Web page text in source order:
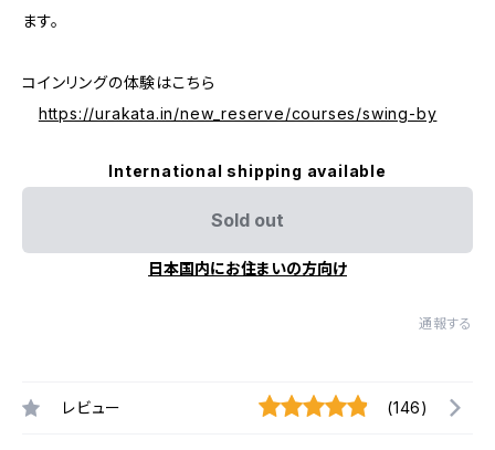
ます。
コインリングの体験はこちら
https://urakata.in/new_reserve/courses/swing-by
International shipping available
Sold out
日本国内にお住まいの方向け
通報する
レビュー (146)